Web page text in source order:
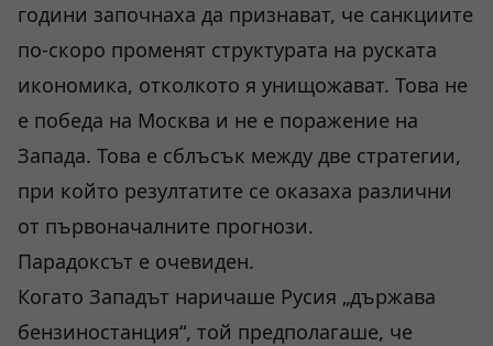
години започнаха да признават, че санкциите
по-скоро променят структурата на руската
икономика, отколкото я унищожават. Това не
е победа на Москва и не е поражение на
Запада. Това е сблъсък между две стратегии,
при който резултатите се оказаха различни
от първоначалните прогнози.
Парадоксът е очевиден.
Когато Западът наричаше Русия „държава
бензиностанция“, той предполагаше, че